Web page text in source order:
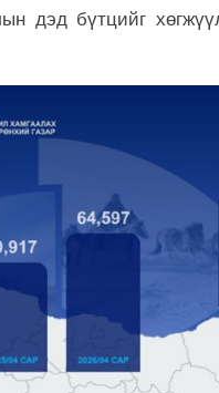
дэд бүтцийг